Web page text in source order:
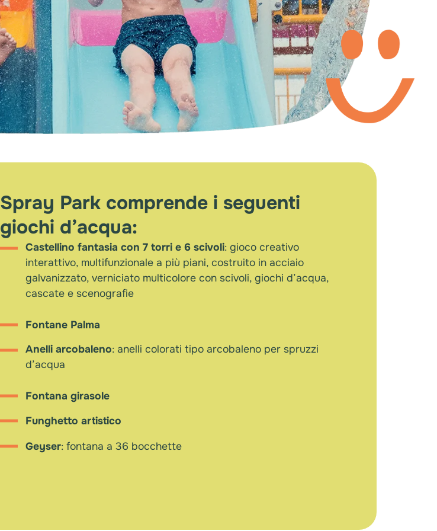
Spray Park comprende i seguenti
giochi d’acqua:
Castellino fantasia con 7 torri e 6 scivoli: gioco creativo
interattivo, multifunzionale a più piani, costruito in acciaio
galvanizzato, verniciato multicolore con scivoli, giochi d’acqua,
cascate e scenografie
Fontane Palma
Anelli arcobaleno: anelli colorati tipo arcobaleno per spruzzi
d’acqua
Fontana girasole
Funghetto artistico
Geyser: fontana a 36 bocchette